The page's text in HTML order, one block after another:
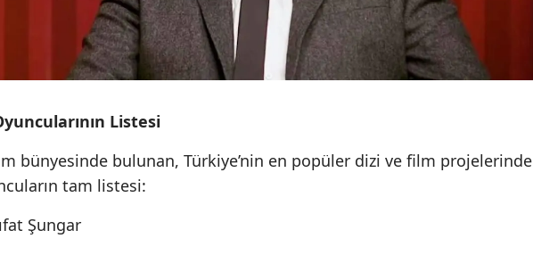
Listesi
bünyesinde bulunan, Türkiye’nin en popüler dizi ve film projelerinde
tam listesi:
Şungar